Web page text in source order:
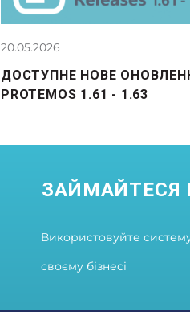
20.05.2026
ДОСТУПНЕ НОВЕ
PROTEMOS 1.61 - 1.63
ЗАЙМАЙТЕСЯ
Використовуйте
своєму бізнесі